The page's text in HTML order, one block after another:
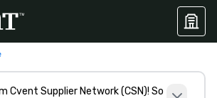
Cvent Supplier Network (CSN)! So